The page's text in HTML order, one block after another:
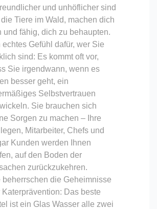
und unhöflicher sind
Tiere im Wald, machen dich
und fähig, dich zu behaupten.
echtes Gefühl dafür, wer Sie
sind: Es kommt oft vor,
Sie irgendwann, wenn es
besser geht, ein
Selbstvertrauen
Sie brauchen sich
Sorgen zu machen – Ihre
Mitarbeiter, Chefs und
Kunden werden Ihnen
auf den Boden der
zurückzukehren.
beherrschen die Geheimnisse
Katerprävention: Das beste
ist ein Glas Wasser alle zwei